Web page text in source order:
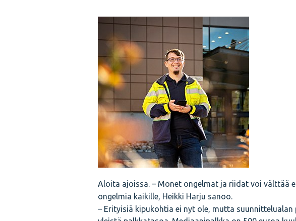
Aloita ajoissa. – Monet ongelmat ja riidat voi välttää
ongelmia kaikille, Heikki Harju sanoo.
– Erityisiä kipukohtia ei nyt ole, mutta